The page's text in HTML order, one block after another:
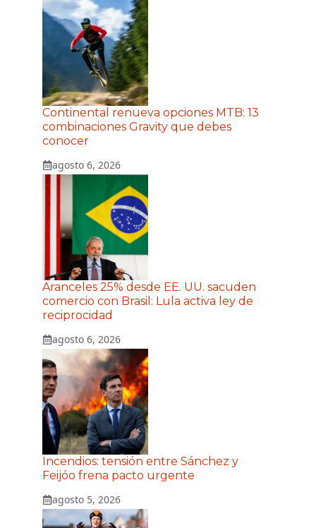
Continental renueva opciones MTB: 13
combinaciones Gravity que debes
conocer
agosto 6, 2026
Aranceles 25% desde EE. UU. sacuden
comercio con Brasil: Lula activa ley de
reciprocidad
agosto 6, 2026
Incendios: tensión entre Sánchez y
Feijóo frena pacto urgente
agosto 5, 2026